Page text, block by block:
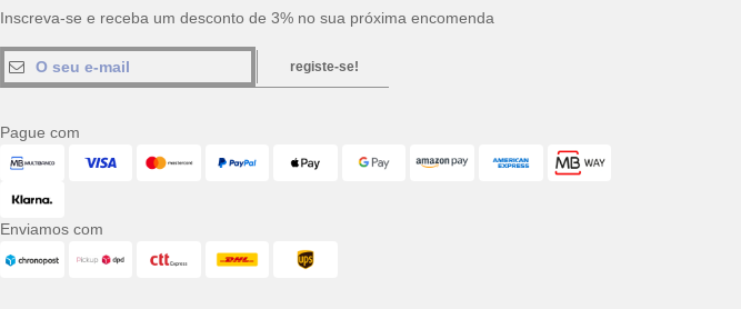
Inscreva-se e receba um desconto de 3% no sua próxima encomenda
registe-se!
Pague com
Enviamos com